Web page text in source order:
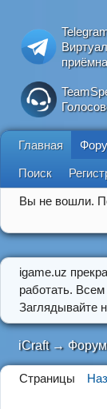
Главная
Поиск
Вы не вошли.
igame.uz
работать.
Заглядывайте
iCraft → Форум
Страницы